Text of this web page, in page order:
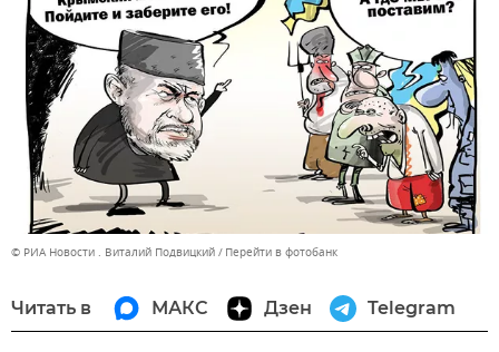
© РИА Новости . Виталий Подвицкий Перейти в фотобанк
Читать в МАКС Дзен Telegram